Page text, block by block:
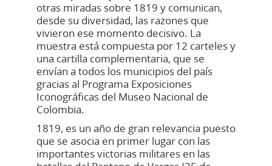
otras miradas sobre 1819 y comunican,
desde su diversidad, las razones que
vivieron ese momento decisivo. La
muestra está compuesta por 12 carteles y
una cartilla complementaria, que se
envían a todos los municipios del país
gracias al Programa Exposiciones
Iconográficas del Museo Nacional de
Colombia.
1819, es un año de gran relevancia puesto
que se asocia en primer lugar con las
importantes victorias militares en las